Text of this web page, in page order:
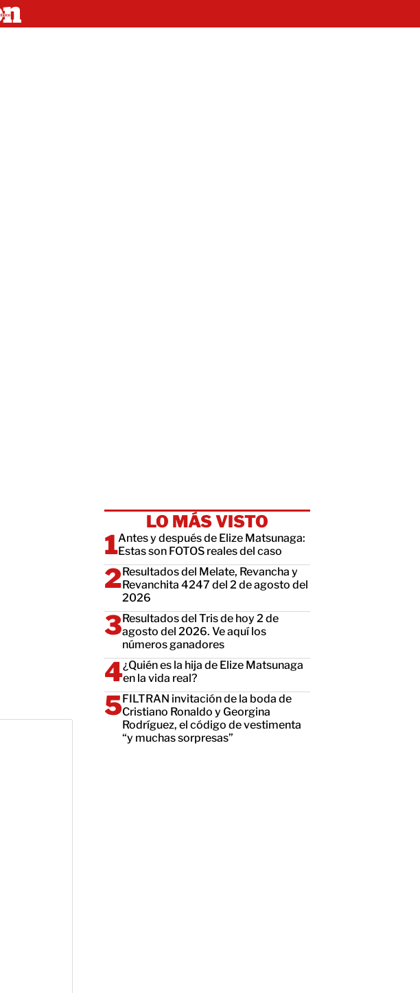
LO MÁS VISTO
Antes y después de Elize Matsunaga:
Estas son FOTOS reales del caso
Resultados del Melate, Revancha y
Revanchita 4247 del 2 de agosto del
2026
Resultados del Tris de hoy 2 de
agosto del 2026. Ve aquí los
números ganadores
¿Quién es la hija de Elize Matsunaga
en la vida real?
FILTRAN invitación de la boda de
Cristiano Ronaldo y Georgina
Rodríguez, el código de vestimenta
“y muchas sorpresas”